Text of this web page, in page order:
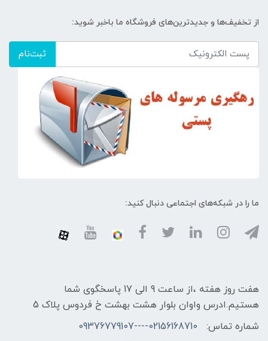
از تخفیف‌ها و جدیدترین‌های فروشگاه ما باخبر شوید:
ثبت‌نام
ما را در شبکه‌های اجتماعی دنبال کنید:
هفت روز هفته ،از ساعت 9 الی 17 پاسخگوی شما
هستیم.ادرس واوان بلوار هشت بهشت خ فردوس پلاک 5
شماره تماس:
02156168710----09376779107